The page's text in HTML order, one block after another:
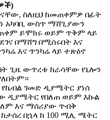
ናቸው, ስለዚህ ከመጠቀምዎ በፊት
አካባቢ ውስጥ ማሸጊያውን
ይሞክሩ ወይም ጥቅም ላይ
በማሸግ በሚሰሩበት እና
እና ጥንካሬ ላይ ተጽዕኖ
ጊዜ ውጥረቱ ከራሳቸው የኒሎን
ገመድ ዲያሜትር ያነሰ
ዲያሜትር የበለጠ ወይም እኩል
እና ማሰሪያው ጥብቅ
በኋላ ከ 100 ሚሊ ሜትር